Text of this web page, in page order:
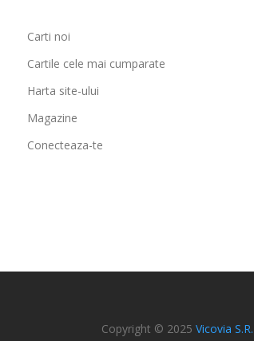
Carti noi
Cartile cele mai cumparate
Harta site-ului
Magazine
Conecteaza-te
Copyright © 2025 Vicovia